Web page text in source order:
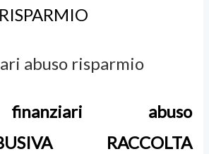
abuso risparmio
abuso
RACCOLTA